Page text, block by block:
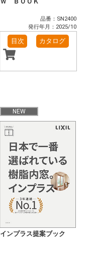
品番：SN2400
発行年月：2025/10
目次 カタログ
NEW
インプラス提案ブック